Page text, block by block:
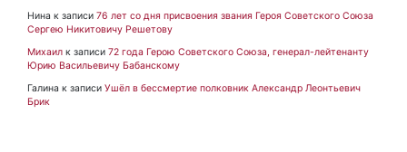
Нина к записи 76 лет со дня присвоения звания Героя Советского Союза
Сергею Никитовичу Решетову
Михаил к записи 72 года Герою Советского Союза, генерал-лейтенанту
Юрию Васильевичу Бабанскому
Галина к записи Ушёл в бессмертие полковник Александр Леонтьевич
Брик